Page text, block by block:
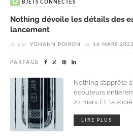
OBJETS CONNECTÉS
Nothing dévoile les détails des
lancement
par YOHANN POIRON le 16 MARS 2023
PARTAGE
Nothing s’apprête
écouteurs
22 mars. Et, la
LIRE PLUS